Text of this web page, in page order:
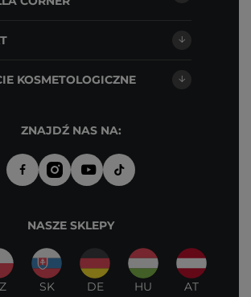
KOSMETOLOGICZNE
ZNAJDŹ NAS NA:
NASZE SKLEPY
SK DE HU AT